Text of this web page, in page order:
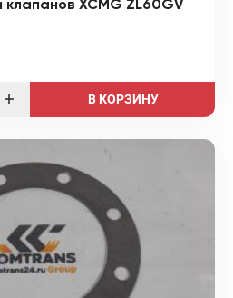
XCMG ZL60GV
В КОРЗИНУ